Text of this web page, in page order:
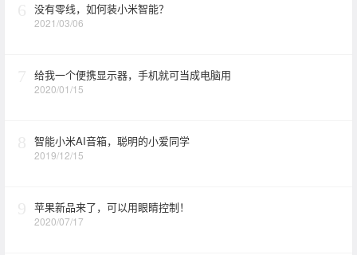
没有零线，如何装小米智能？
2021/03/06
给我一个便携显示器，手机就可当成电脑用
2020/01/15
智能小米AI音箱，聪明的小爱同学
2019/12/15
苹果新品来了，可以用眼睛控制！
2020/07/17